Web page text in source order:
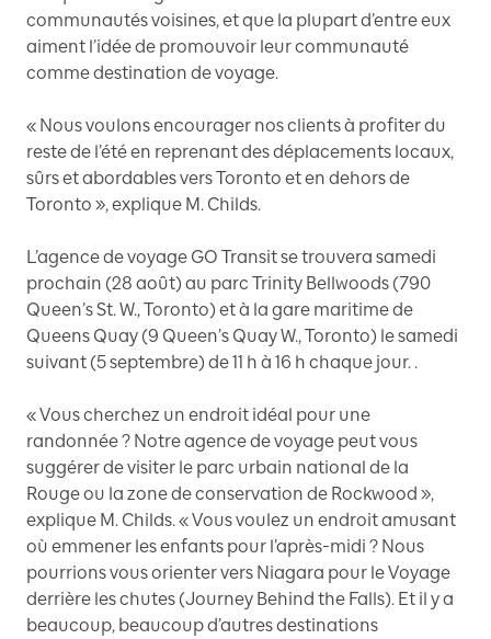
communautés voisines, et que la plupart d’entre eux
aiment l’idée de promouvoir leur communauté
comme destination de voyage.
« Nous voulons encourager nos clients à profiter du
reste de l’été en reprenant des déplacements locaux,
sûrs et abordables vers Toronto et en dehors de
Toronto », explique M. Childs.
L’agence de voyage GO Transit se trouvera samedi
prochain (28 août) au parc Trinity Bellwoods (790
Queen’s St. W., Toronto) et à la gare maritime de
Queens Quay (9 Queen’s Quay W., Toronto) le samedi
suivant (5 septembre) de 11 h à 16 h chaque jour. .
« Vous cherchez un endroit idéal pour une
randonnée ? Notre agence de voyage peut vous
suggérer de visiter le parc urbain national de la
Rouge ou la zone de conservation de Rockwood »,
explique M. Childs. « Vous voulez un endroit amusant
où emmener les enfants pour l’après-midi ? Nous
pourrions vous orienter vers Niagara pour le Voyage
derrière les chutes (Journey Behind the Falls). Et il y a
beaucoup, beaucoup d’autres destinations